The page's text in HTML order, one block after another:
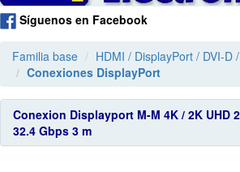
Síguenos en Facebook
Familia base
HDMI / DisplayPort / DVI-D
Conexiones DisplayPort
Conexion Displayport M-M 4K / 2K UHD
32.4 Gbps 3 m